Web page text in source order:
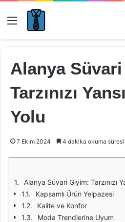
Menü
Alanya
Tarzınızı
Yolu
7 Ekim 2024 4 dakika okuma süresi
Alanya Süvari Giyim: Tarzınızı
Kapsamlı Ürün Yelpazesi
Kalite ve Konfor
Moda Trendlerine Uyum